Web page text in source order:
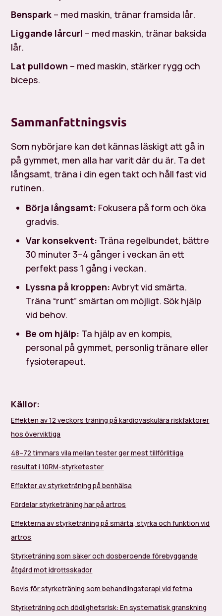
Benspark – med maskin, tränar framsida lår.
Liggande lårcurl – med maskin, tränar baksida
lår.
Lat pulldown – med maskin, stärker rygg och
biceps.
Sammanfattningsvis
Som nybörjare kan det kännas läskigt att gå in
på gymmet, men alla har varit där du är. Ta det
långsamt, träna i din egen takt och håll fast vid
rutinen.
Börja långsamt: Fokusera på form och öka
gradvis.
Var konsekvent: Träna regelbundet, bättre
30 minuter 3–4 gånger i veckan än ett
perfekt pass 1 gång i veckan.
Lyssna på kroppen: Avbryt vid smärta.
Träna “runt” smärtan om möjligt. Sök hjälp
vid behov.
Be om hjälp: Ta hjälp av en kompis,
personal på gymmet, personlig tränare eller
fysioterapeut.
Källor:
Effekten av 12 veckors träning på kardiovaskulära riskfaktorer
hos överviktiga
48–72 timmars vila mellan tester ger mest tillförlitliga
resultat i 10RM-styrketester
Effekter av styrketräning på benhälsa
Fördelar styrketräning har på artros
Effekterna av styrketräning på smärta, styrka och funktion vid
artros
Styrketräning som säker och dosberoende förebyggande
åtgärd mot idrottsskador
Bevis för styrketräning som behandlingsterapi vid fetma
Styrketräning och dödlighetsrisk: En systematisk granskning